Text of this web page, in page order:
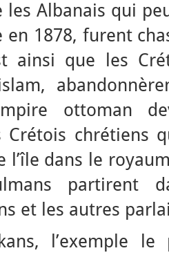
les Albanais qui
en 1878, furent
ainsi que les
ottoman
Crétois chrétiens
l’île dans le
partirent
et les autres
l’exemple